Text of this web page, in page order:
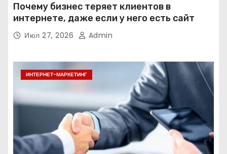
Почему бизнес теряет клиентов в
интернете, даже если у него есть сайт
Июл 27, 2026 Admin
ИНТЕРНЕТ-МАРКЕТИНГ